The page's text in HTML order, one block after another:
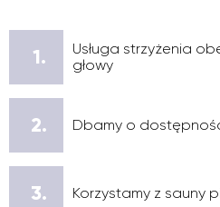
1.
Usługa strzyżenia
głowy
2. Dbamy o
3. Korzystamy z sauny